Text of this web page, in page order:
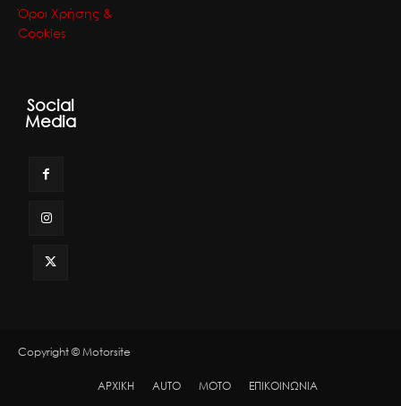
Όροι Χρήσης &
Cookies
Social
Media
Copyright © Motorsite
ΑΡΧΙΚΗ AUTO MOTO ΕΠΙΚΟΙΝΩΝΙΑ